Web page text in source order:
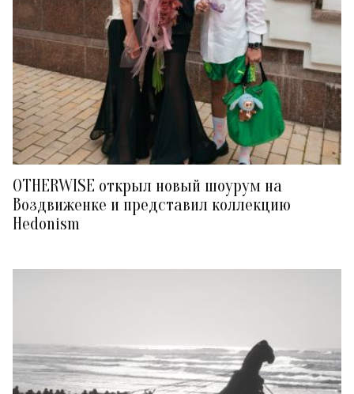
OTHERWISE открыл новый шоурум на
Воздвиженке и представил коллекцию
Hedonism